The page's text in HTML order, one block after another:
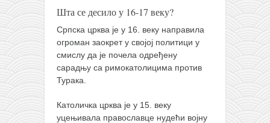
Шта се десило у 16-17 веку?
Српска црква је у 16. веку направила
огроман заокрет у својој политици у
смислу да је почела одређену
сарадњу са римокатолицима против
Турака.
Католичка црква је у 15. веку
уцењивала православце нудећи војну